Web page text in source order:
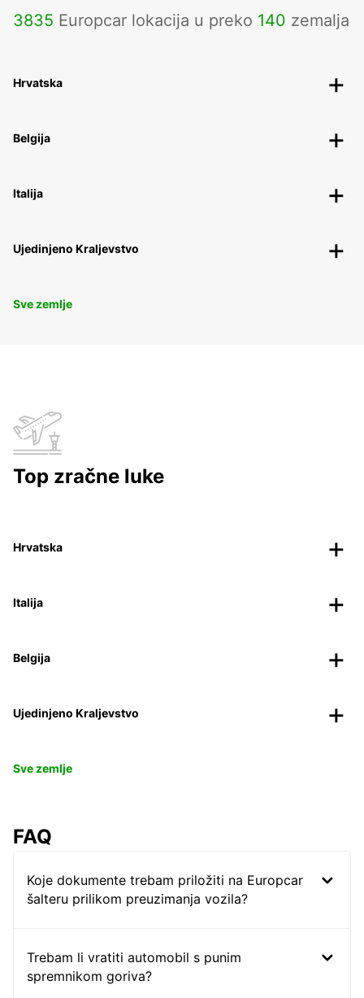
3835 Europcar lokacija u preko 140 zemalja
Hrvatska
Belgija
Italija
Ujedinjeno Kraljevstvo
Sve zemlje
Top zračne luke
Hrvatska
Italija
Belgija
Ujedinjeno Kraljevstvo
Sve zemlje
FAQ
Koje dokumente trebam priložiti na Europcar
šalteru prilikom preuzimanja vozila?
Trebam li vratiti automobil s punim
spremnikom goriva?